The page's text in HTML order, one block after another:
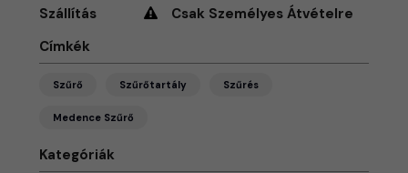
Szállítás
Csak Személyes Átvételre
Címkék
Szűrő Szűrőtartály Szűrés
Medence Szűrő
Kategóriák